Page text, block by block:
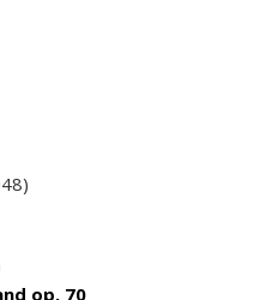
op. 70